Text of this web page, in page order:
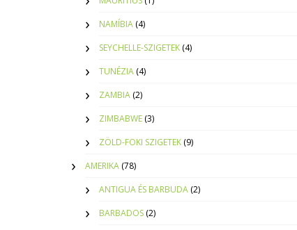
NAMÍBIA (4)
SEYCHELLE-SZIGETEK (4)
TUNÉZIA (4)
ZAMBIA (2)
ZIMBABWE (3)
ZÖLD-FOKI SZIGETEK (9)
AMERIKA (78)
ANTIGUA ÉS BARBUDA (2)
BARBADOS (2)